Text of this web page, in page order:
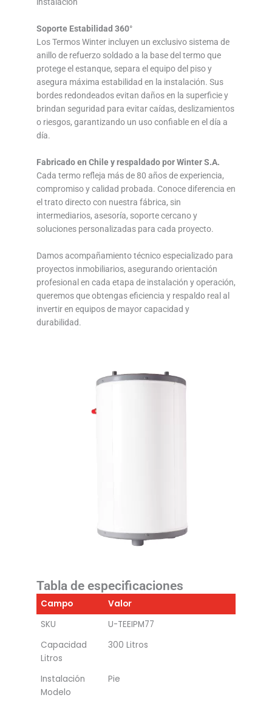
Soporte Estabilidad 360°
Los Termos Winter incluyen un exclusivo sistema de
anillo de refuerzo soldado a la base del termo que
protege el estanque, separa el equipo del piso y
asegura máxima estabilidad en la instalación. Sus
bordes redondeados evitan daños en la superficie y
brindan seguridad para evitar caídas, deslizamientos
o riesgos, garantizando un uso confiable en el día a
día.
Fabricado en Chile y respaldado por Winter S.A.
Cada termo refleja más de 80 años de experiencia,
compromiso y calidad probada. Conoce diferencia en
el trato directo con nuestra fábrica, sin
intermediarios, asesoría, soporte cercano y
soluciones personalizadas para cada proyecto.
Damos acompañamiento técnico especializado para
proyectos inmobiliarios, asegurando orientación
profesional en cada etapa de instalación y operación,
queremos que obtengas eficiencia y respaldo real al
invertir en equipos de mayor capacidad y
durabilidad.
Tabla de especificaciones
Campo
Valor
SKU
U-TEEIPM77
Capacidad
Litros
300 Litros
Instalación
Modelo
Pie